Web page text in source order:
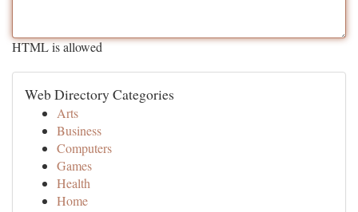
HTML is allowed
Web Directory Categories
Arts
Business
Computers
Games
Health
Home